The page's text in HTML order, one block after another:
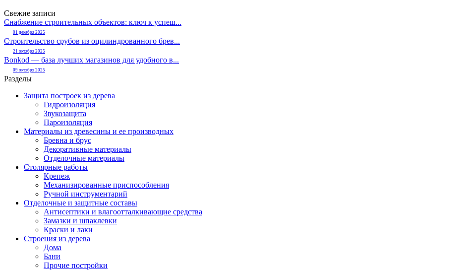
Свежие записи
Снабжение строительных объектов: ключ к успеш...
01 декабря 2025
Строительство срубов из оцилиндрованного брев...
21 октября 2025
Bonkod — база лучших магазинов для удобного в...
09 октября 2025
Разделы
Защита построек из дерева
Гидроизоляция
Звукозащита
Пароизоляция
Материалы из древесины и ее производных
Бревна и брус
Декоративные материалы
Отделочные материалы
Столярные работы
Крепеж
Механизированные приспособления
Ручной инструментарий
Отделочные и защитные составы
Антисептики и влагоотталкивающие средства
Замазки и шпаклевки
Краски и лаки
Строения из дерева
Дома
Бани
Прочие постройки